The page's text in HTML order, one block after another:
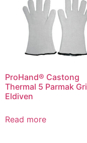
ProHand® Castong
Thermal 5 Parmak Gri
Eldiven
Read more